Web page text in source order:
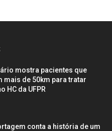
mostra pacientes que
mais de 50km para tratar
HC da UFPR
conta a história de um